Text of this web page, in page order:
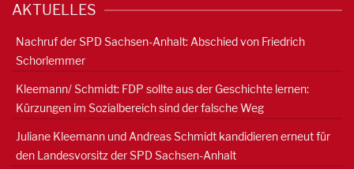
AKTUELLES
Nachruf der SPD Sachsen-Anhalt: Abschied von Friedrich
Schorlemmer
Kleemann/ Schmidt: FDP sollte aus der Geschichte lernen:
Kürzungen im Sozialbereich sind der falsche Weg
Juliane Kleemann und Andreas Schmidt kandidieren erneut für
den Landesvorsitz der SPD Sachsen-Anhalt